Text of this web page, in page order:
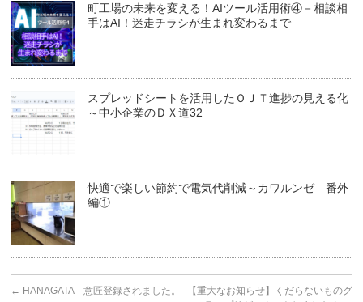
町工場の未来を変える！AIツール活用術④－相談相
手はAI！迷走チラシが生まれ変わるまで
スプレッドシートを活用したＯＪＴ進捗の見える化
～中小企業のＤＸ道32
快適で楽しい節約で電気代削減～カワルンゼ 番外
編①
← HANAGATA 意匠登録されました。
【重大なお知らせ】くだらないものグ